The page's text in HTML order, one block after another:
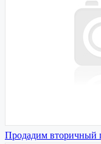
Продадим вторичный